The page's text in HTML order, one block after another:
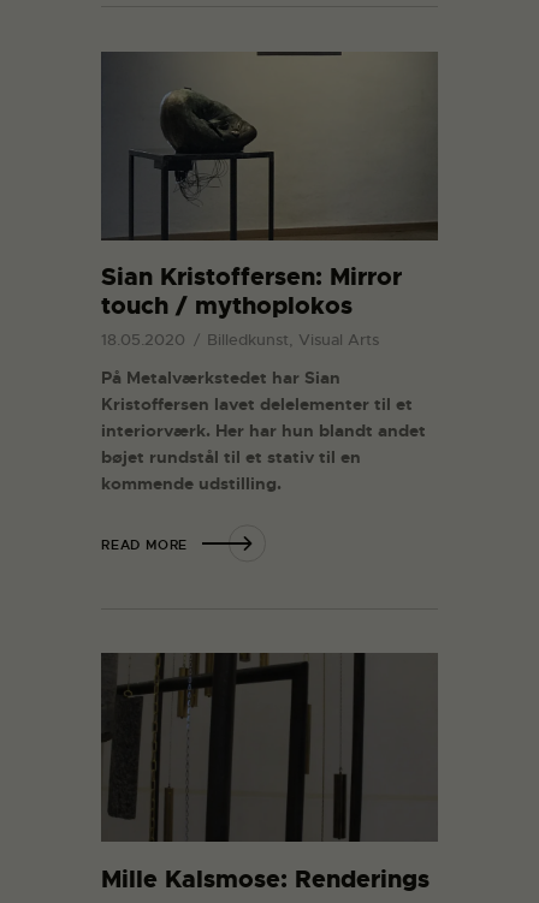
Sian Kristoffersen: Mirror
touch / mythoplokos
18.05.2020 Billedkunst, Visual Arts
På Metalværkstedet har Sian
Kristoffersen lavet delelementer til et
interiorværk. Her har hun blandt andet
bøjet rundstål til et stativ til en
kommende udstilling.
READ MORE
Mille Kalsmose: Renderings